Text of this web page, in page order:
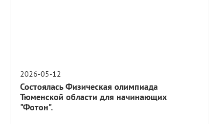
2026-05-12
Состоялась Физическая олимпиада
Тюменской области для начинающих
"Фотон".